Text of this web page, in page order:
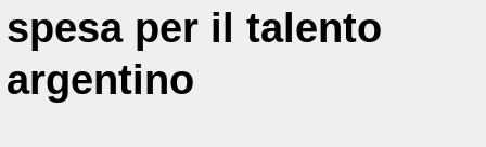
spesa per il talento
argentino